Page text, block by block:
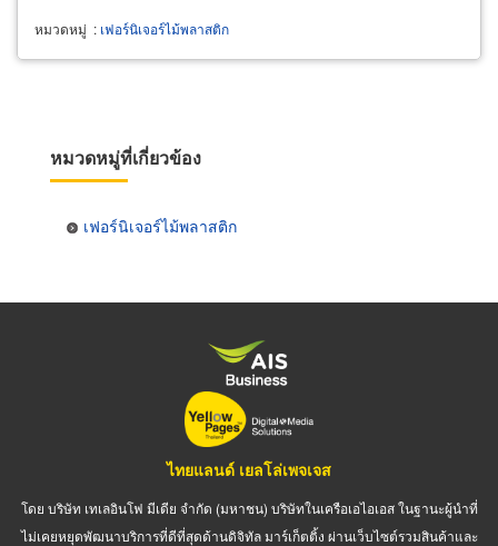
หมวดหมู่ : เฟอร์นิเจอร์ไม้พลาสติก
หมวดหมู่ที่เกี่ยวข้อง
เฟอร์นิเจอร์ไม้พลาสติก
ไทยแลนด์ เยลโล่เพจเจส
โดย บริษัท เทเลอินโฟ มีเดีย จำกัด (มหาชน) บริษัทในเครือเอไอเอส ในฐานะผู้นำที่
ไม่เคยหยุดพัฒนาบริการที่ดีที่สุดด้านดิจิทัล มาร์เก็ตติ้ง ผ่านเว็บไซต์รวมสินค้าและ